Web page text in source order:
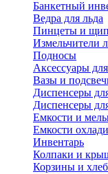
Банкетный
Ведра для льда
Пинцеты и
Измельчители
Подносы
Аксессуары
Вазы и
Диспенсеры
Диспенсеры
Емкости и
Емкости
Инвентарь
Колпаки и
Корзины и